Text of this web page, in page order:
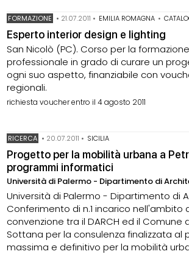
FORMAZIONE • 21.07.2011 • EMILIA ROMAGNA • CATALOGO
Esperto interior design e lighting
San Nicolò (PC). Corso per la
professionale in grado di curare un
ogni suo aspetto, finanziabile con
regionali.
richiesta voucher entro il 4 agosto 2011
RICERCA • 20.07.2011 • SICILIA
Progetto per la mobilità urbana a
programmi informatici
Università di Palermo - Dipartimento di
Università di Palermo - Dipartimento di
Conferimento di n.1 incarico nell'ambito
convenzione tra il DARCH ed il Comune
Sottana per la consulenza finalizzata al
massima e definitivo per la mobilità